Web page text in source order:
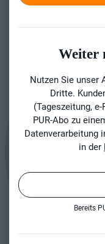
Weiter
Nutzen Sie unser
Dritte.
(Tageszeitung,
PUR-Abo zu
Datenverarbeitung
in der
Bereits